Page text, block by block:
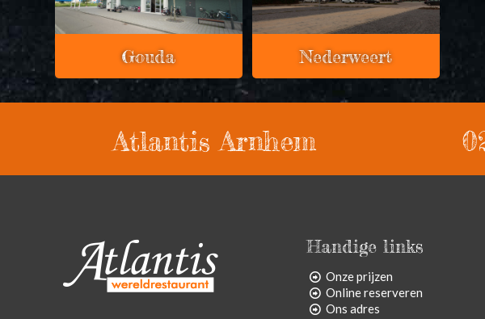
Gouda Nederweert
Atlantis Arnhem
Handige links
Onze prijzen
Online reserveren
Ons adres